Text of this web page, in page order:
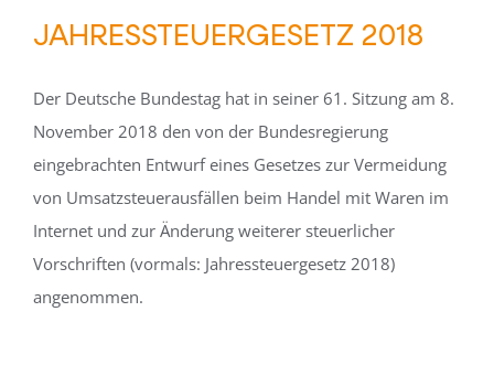
JAHRESSTEUERGESETZ 2018
Der Deutsche Bundestag hat in seiner 61. Sitzung am 8.
November 2018 den von der Bundesregierung
eingebrachten Entwurf eines Gesetzes zur Vermeidung
von Umsatzsteuerausfällen beim Handel mit Waren im
Internet und zur Änderung weiterer steuerlicher
Vorschriften (vormals: Jahressteuergesetz 2018)
angenommen.